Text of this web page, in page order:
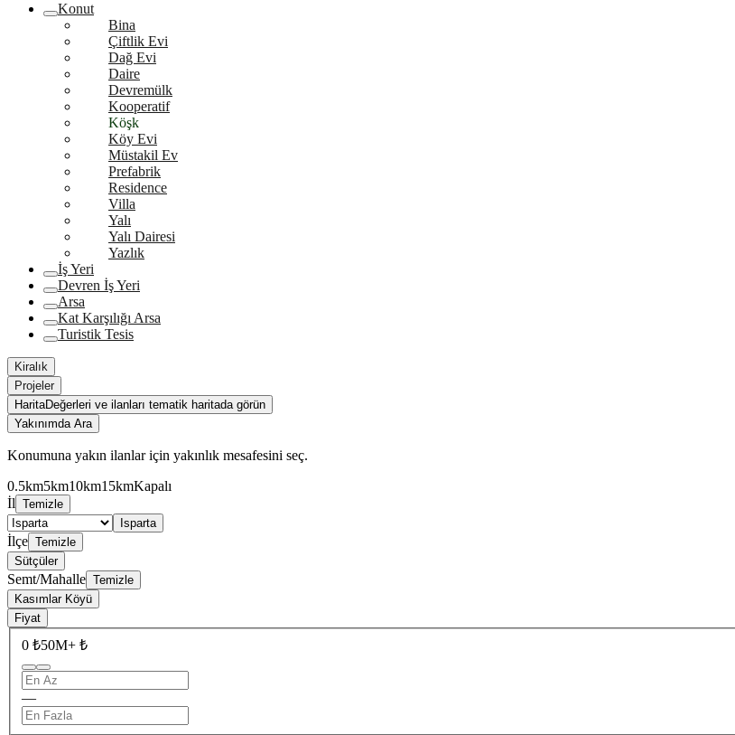
Konut
Bina
Çiftlik Evi
Dağ Evi
Daire
Devremülk
Kooperatif
Köşk
Köy Evi
Müstakil Ev
Prefabrik
Residence
Villa
Yalı
Yalı Dairesi
Yazlık
İş Yeri
Devren İş Yeri
Arsa
Kat Karşılığı Arsa
Turistik Tesis
Kiralık
Projeler
HaritaDeğerleri ve ilanları tematik haritada görün
Yakınımda Ara
Konumuna yakın ilanlar için yakınlık mesafesini seç.
0.5km5km10km15kmKapalı
İl Temizle
Isparta
İlçe Temizle
Sütçüler
Semt/Mahalle Temizle
Kasımlar Köyü
Fiyat
0 ₺50M+ ₺
—